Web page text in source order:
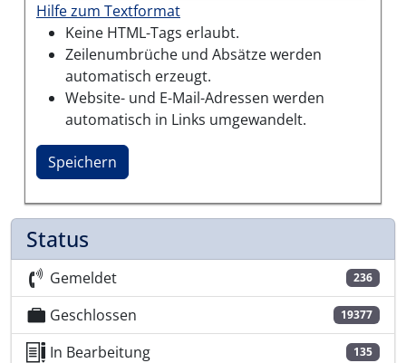
Hilfe zum Textformat
Keine HTML-Tags erlaubt.
Zeilenumbrüche und Absätze werden
automatisch erzeugt.
Website- und E-Mail-Adressen werden
automatisch in Links umgewandelt.
Status
Gemeldet 236
Geschlossen 19377
In Bearbeitung 135